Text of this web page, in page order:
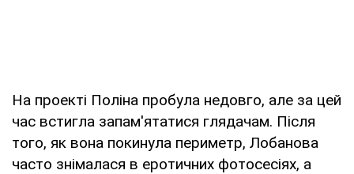
На проекті Поліна пробула недовго, але за цей
час встигла запам'ятатися глядачам. Після
того, як вона покинула периметр, Лобанова
часто знімалася в еротичних фотосесіях, а